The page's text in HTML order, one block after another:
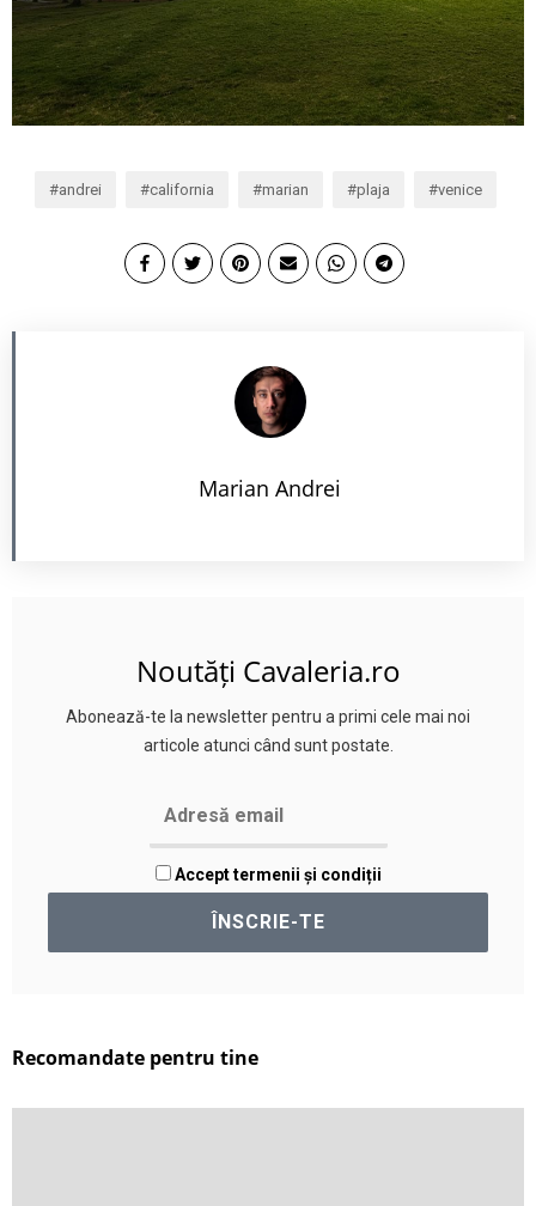
andrei california marian plaja venice
Marian Andrei
Noutăți Cavaleria.ro
Abonează-te la newsletter pentru a primi cele mai noi
articole atunci când sunt postate.
Accept termenii și condiții
Recomandate pentru tine